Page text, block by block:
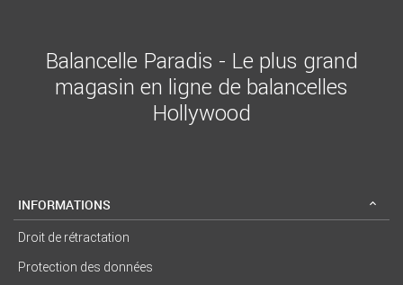
Balancelle Paradis - Le plus grand
magasin en ligne de balancelles
Hollywood
INFORMATIONS
Droit de rétractation
Protection des données